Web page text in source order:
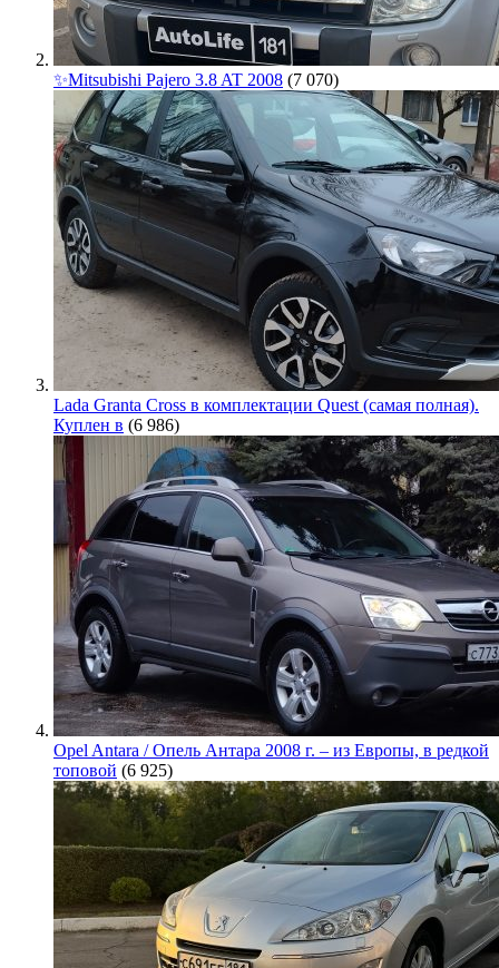
✨Mitsubishi Pajero 3.8 AT 2008 (7 070)
Lada Granta Cross в комплектации Quest (самая полная).
Куплен в (6 986)
Opel Antara / Опель Антара 2008 г. – из Европы, в редкой
топовой (6 925)